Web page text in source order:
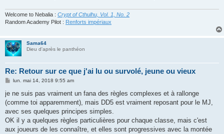
Welcome to Nebalia : Crypt of Cthulhu, Vol. 1, No. 2
Random Academy Pilot : Renforts impériaux
Sama64
Dieu d'après le panthéon
Re: Retour sur ce que j'ai lu ou survolé, jeune ou vieux
M
s
a
g
lun. mai 14, 2018 9:55 am
je ne suis pas vraiment un fana des règles complexes et à rallonge
(comme toi apparemment), mais DD5 est vraiment reposant pour le MJ,
avec ses quelques principes simples.
OK il y a quelques règles particulières pour chaque classe, mais c'est
aux joueurs de les connaître, et elles sont progressives avec la montée